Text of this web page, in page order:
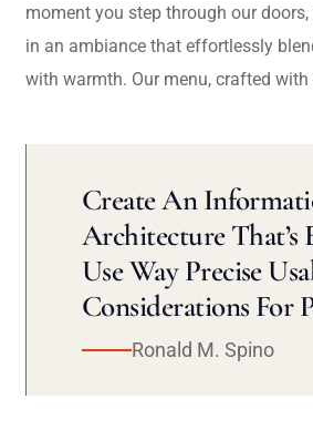
moment you step through our doors,
in an ambiance that effortlessly
with warmth. Our menu, crafted with
Create An
Architecture That’s
Use Way Precise
Considerations For
Ronald M. Spino